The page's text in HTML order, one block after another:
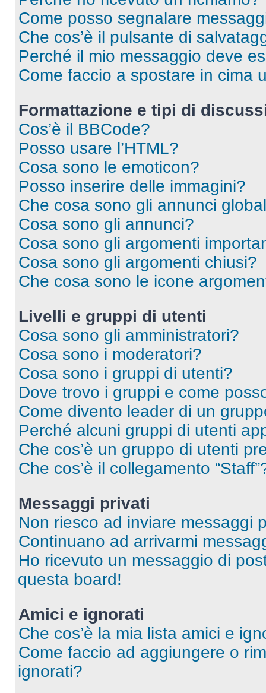
Come posso segnalare
Che cos’è il pulsante di
Perché il mio messaggio deve
Come faccio a spostare in cima
Formattazione e tipi di
Cos’è il BBCode?
Posso usare l’HTML?
Cosa sono le emoticon?
Posso inserire delle immagini?
Che cosa sono gli annunci
Cosa sono gli annunci?
Cosa sono gli argomenti
Cosa sono gli argomenti chiusi?
Che cosa sono le icone
Livelli e gruppi di utenti
Cosa sono gli amministratori?
Cosa sono i moderatori?
Cosa sono i gruppi di utenti?
Dove trovo i gruppi e come
Come divento leader di un
Perché alcuni gruppi di utenti
Che cos’è un gruppo di utenti
Che cos’è il collegamento
Messaggi privati
Non riesco ad inviare messaggi
Continuano ad arrivarmi
Ho ricevuto un messaggio di
questa board!
Amici e ignorati
Che cos’è la mia lista amici e
Come faccio ad aggiungere o
ignorati?